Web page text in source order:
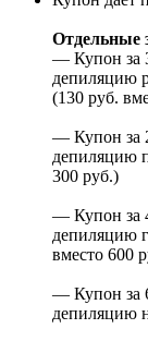
Отдельные
— Купон за
депиляцию
(130 руб.
— Купон за
депиляцию
300 руб.)
— Купон за
депиляцию
вместо 600
— Купон за
депиляцию